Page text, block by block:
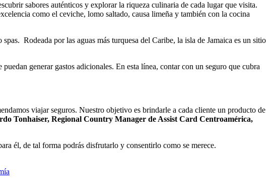
sabores auténticos y explorar la riqueza culinaria de cada lugar que visita.
como el ceviche, lomo saltado, causa limeña y también con la cocina
Rodeada por las aguas más turquesa del Caribe, la isla de Jamaica es un sitio
generar gastos adicionales. En esta línea, contar con un seguro que cubra
viajar seguros. Nuestro objetivo es brindarle a cada cliente un producto de
Tonhaiser, Regional Country Manager de Assist Card Centroamérica,
él, de tal forma podrás disfrutarlo y consentirlo como se merece.